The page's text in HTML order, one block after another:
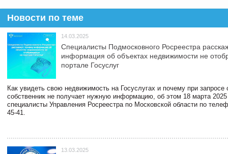
Новости по теме
14.03.2025
Специалисты Подмосковного Росреестра
информация об объектах недвижимости не
портале Госуслуг
Как увидеть свою недвижимость на Госуслугах и почему при запросе
собственник не получает нужную информацию, об этом 18 марта 2025
специалисты Управления Росреестра по Московской области по
45-41.
13.03.2025